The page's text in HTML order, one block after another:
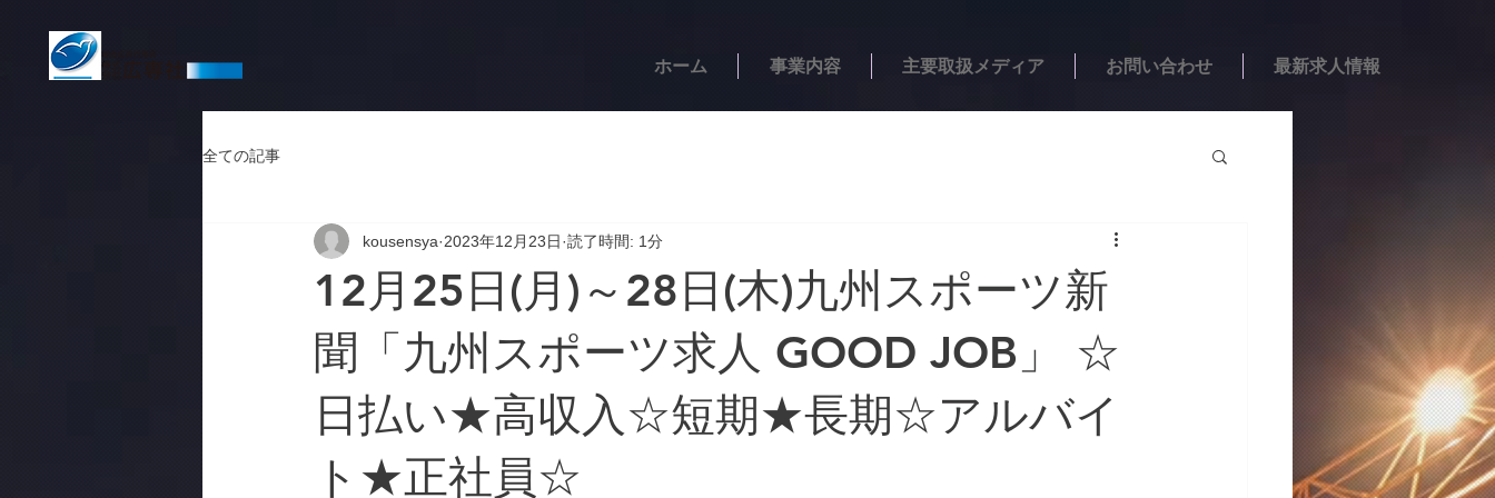
ホーム 事業内容 主要取扱メディア お問い合わせ 最新求人情報
全ての記事
12月25日(月)～28日(木)九州スポーツ新
聞「九州スポーツ求人 GOOD JOB」 ☆
日払い★高収入☆短期★長期☆アルバイ
ト★正社員☆
kousensya 2023年12月23日 読了時間: 1分